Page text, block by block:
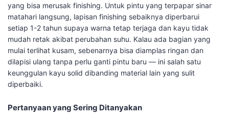
yang bisa merusak finishing. Untuk pintu yang terpapar sinar
matahari langsung, lapisan finishing sebaiknya diperbarui
setiap 1-2 tahun supaya warna tetap terjaga dan kayu tidak
mudah retak akibat perubahan suhu. Kalau ada bagian yang
mulai terlihat kusam, sebenarnya bisa diamplas ringan dan
dilapisi ulang tanpa perlu ganti pintu baru — ini salah satu
keunggulan kayu solid dibanding material lain yang sulit
diperbaiki.
Pertanyaan yang Sering Ditanyakan